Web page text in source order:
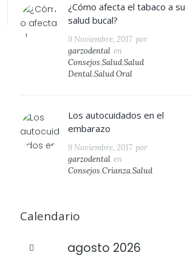
¿Cómo afecta el tabaco a su
salud bucal?
9 Noviembre, 2017 por
garzodental en
Consejos,Salud,Salud
Dental,Salud Oral
Los autocuidados en el
embarazo
9 Noviembre, 2017 por
garzodental en
Consejos,Crianza,Salud
Calendario
agosto 2026